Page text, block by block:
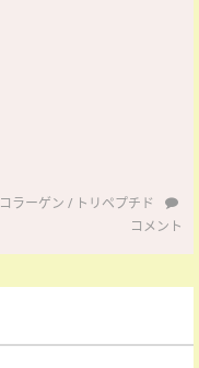
コラーゲン / トリペプチド
コメント